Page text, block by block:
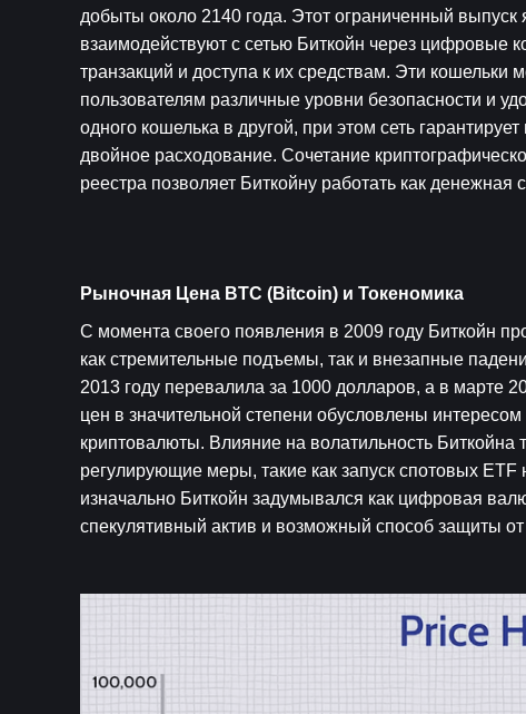
добыты около 2140 года. Этот ограниченный
взаимодействуют с сетью Биткойн через цифровые
транзакций и доступа к их средствам. Эти
пользователям различные уровни безопасности и
одного кошелька в другой, при этом сеть
двойное расходование. Сочетание
реестра позволяет Биткойну работать как
Рыночная Цена BTC (Bitcoin) и Токеномика
С момента своего появления в 2009 году Биткойн
как стремительные подъемы, так и внезапные
2013 году перевалила за 1000 долларов, а в марте
цен в значительной степени обусловлены
криптовалюты. Влияние на волатильность
регулирующие меры, такие как запуск спотовых
изначально Биткойн задумывался как цифровая
спекулятивный актив и возможный способ защиты